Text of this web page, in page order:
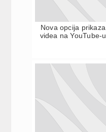
Nova opcija prikaza
videa na YouTube-u